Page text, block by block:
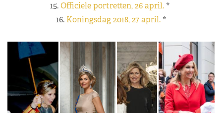
15.Officiele portretten, 26 april. *
16. Koningsdag 2018, 27 april. *